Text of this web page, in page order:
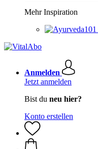
Mehr Inspiration
Anmelden
Jetzt anmelden
Bist du neu hier?
Konto erstellen